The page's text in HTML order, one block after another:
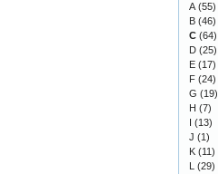
A (55)
B (46)
C (64)
D (25)
E (17)
F (24)
G (19)
H (7)
I (13)
J (1)
K (11)
L (29)